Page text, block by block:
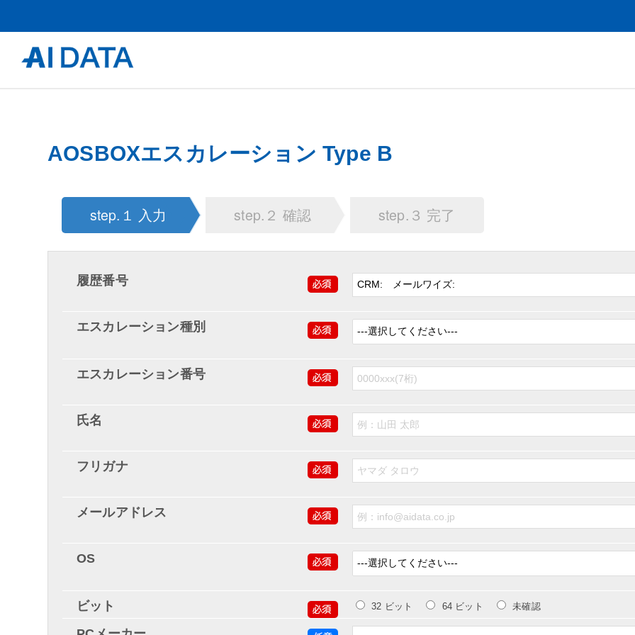
AOSBOXエスカレーション Type B
step.１ 入力 step.２ 確認 step.３ 完了
履歴番号
エスカレーション種別
エスカレーション番号
氏名
フリガナ
メールアドレス
OS
ビット 32 ビット 64 ビット 未確認